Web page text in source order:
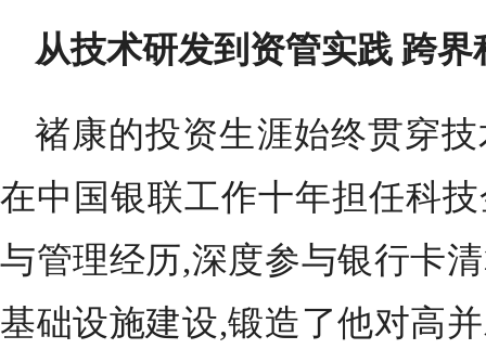
从技术研发到资管实践 跨
褚康的投资生涯始终贯穿
在中国银联工作十年担任科
与管理经历,深度参与银行卡
基础设施建设,锻造了他对高